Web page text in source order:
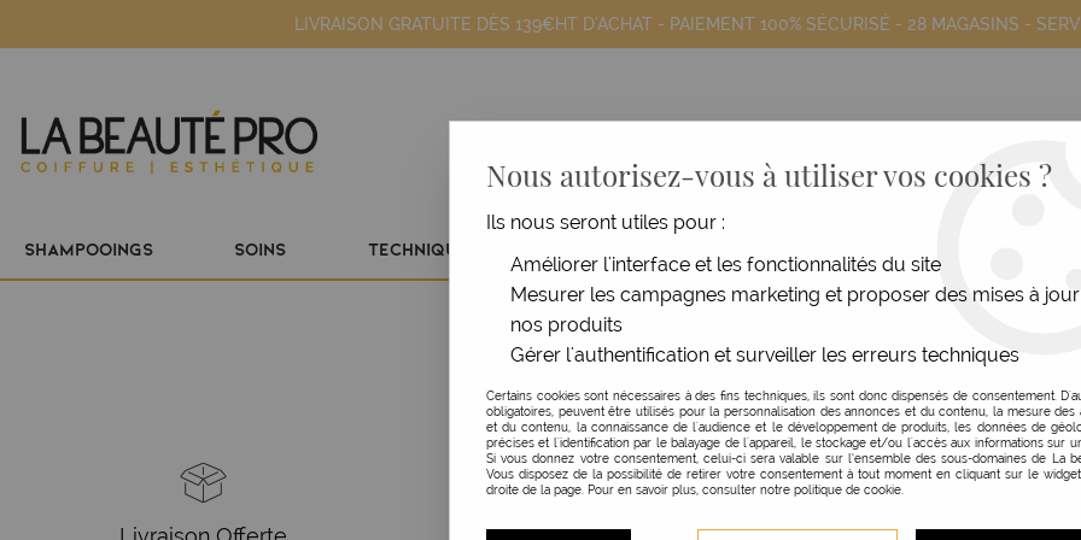
LIVRAISON GRATUITE DÈS 139€HT D'ACHAT - PAIEMENT 100% SÉCURISÉ - 28 MAGASINS -
SHAMPOOINGS SOINS TECHNIQUE
LA BEAUTÉ PRO -
Nous autorisez-vous à utiliser vos cookies ?
Ils nous seront utiles pour :
Améliorer l'interface et les fonctionnalités du site
Mesurer les campagnes marketing et proposer des mises à
nos produits
Gérer l'authentification et surveiller les erreurs techniques
Certains cookies sont nécessaires à des fins techniques, ils sont donc dispensés de consentement.
obligatoires, peuvent être utilisés pour la personnalisation des annonces et du contenu, la mesure des
et du contenu, la connaissance de l'audience et le développement de produits, les données de
précises et l'identification par le balayage de l'appareil, le stockage et/ou l'accès aux informations sur un
Si vous donnez votre consentement, celui-ci sera valable sur l’ensemble des sous-domaines de La
Vous disposez de la possibilité de retirer votre consentement à tout moment en cliquant sur le
droite de la page. Pour en savoir plus, consulter notre politique de cookie.